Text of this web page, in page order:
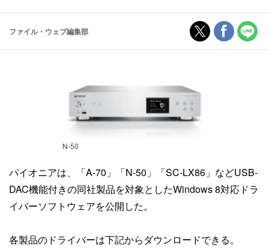
ファイル・ウェブ編集部
N-50
パイオニアは、「A-70」「N-50」「SC-LX86」などUSB-
DAC機能付きの同社製品を対象としたWindows 8対応ドラ
イバーソフトウェアを公開した。
各製品のドライバーは下記からダウンロードできる。